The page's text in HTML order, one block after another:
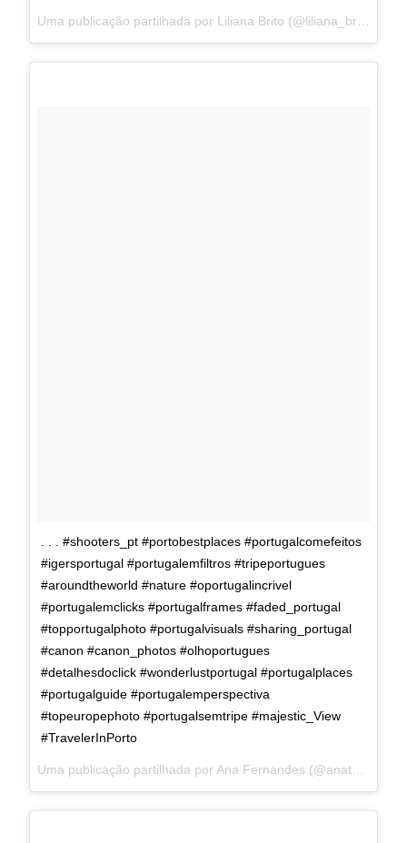
. . . #shooters_pt #portobestplaces #portugalcomefeitos
#igersportugal #portugalemfiltros #tripeportugues
#aroundtheworld #nature #oportugalincrivel
#portugalemclicks #portugalframes #faded_portugal
#topportugalphoto #portugalvisuals #sharing_portugal
#canon #canon_photos #olhoportugues
#detalhesdoclick #wonderlustportugal #portugalplaces
#portugalguide #portugalemperspectiva
#topeuropephoto #portugalsemtripe #majestic_View
#TravelerInPorto